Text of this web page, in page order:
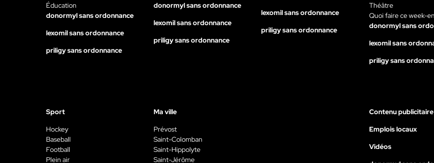
Éducation
donormyl sans ordonnance
lexomil sans ordonnance
priligy sans ordonnance
donormyl sans ordonnance
lexomil sans ordonnance
priligy sans ordonnance
lexomil sans ordonnance
priligy sans ordonnance
Théâtre
Quoi faire ce week-
donormyl sans
lexomil sans
priligy sans
Sport
Hockey
Baseball
Football
Plein air
Ma ville
Prévost
Saint-Colomban
Saint-Hippolyte
Saint-Jérôme
Contenu publicitaire
Emplois locaux
Vidéos